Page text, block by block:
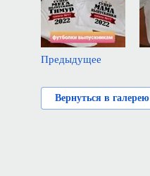
Предыдущее
Вернуться в галерею